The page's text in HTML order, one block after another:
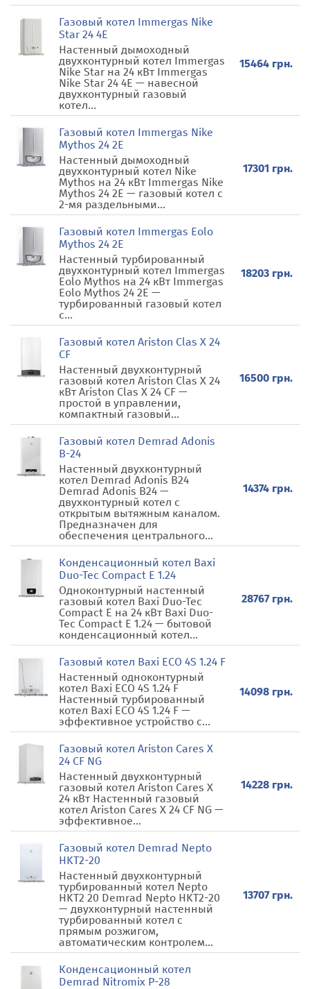
Газовый котел Immergas Nike
Star 24 4E
Настенный дымоходный
двухконтурный котел Immergas
Nike Star на 24 кВт Immergas
Nike Star 24 4E — навесной
двухконтурный газовый
котел...
15464 грн.
Газовый котел Immergas Nike
Mythos 24 2E
Настенный дымоходный
двухконтурный котел Nike
Mythos на 24 кВт Immergas Nike
Mythos 24 2E — газовый котел с
2-мя раздельными...
17301 грн.
Газовый котел Immergas Eolo
Mythos 24 2E
Настенный турбированный
двухконтурный котел Immergas
Eolo Mythos на 24 кВт Immergas
Eolo Mythos 24 2E —
турбированный газовый котел
с...
18203 грн.
Газовый котел Ariston Clas X 24
CF
Настенный двухконтурный
газовый котел Ariston Clas X 24
кВт Ariston Clas X 24 CF —
простой в управлении,
компактный газовый...
16500 грн.
Газовый котел Demrad Adonis
B-24
Настенный двухконтурный
котел Demrad Adonis B24
Demrad Adonis B24 —
двухконтурный котел с
открытым вытяжным каналом.
Предназначен для
обеспечения центрального...
14374 грн.
Конденсационный котел Baxi
Duo-Tec Compact Е 1.24
Одноконтурный настенный
газовый котел Baxi Duo-Tec
Compact Е на 24 кВт Baxi Duo-
Tec Compact Е 1.24 — бытовой
конденсационный котел...
28767 грн.
Газовый котел Baxi ECO 4S 1.24 F
Настенный одноконтурный
котел Baxi ECO 4S 1.24 F
Настенный турбированный
котел Baxi ECO 4S 1.24 F —
эффективное устройство с...
14098 грн.
Газовый котел Ariston Cares X
24 CF NG
Настенный двухконтурный
газовый котел Ariston Cares X
24 кВт Настенный газовый
котел Ariston Cares X 24 CF NG —
эффективное...
14228 грн.
Газовый котел Demrad Nepto
HKT2-20
Настенный двухконтурный
турбированный котел Nepto
HKT2 20 Demrad Nepto HKT2-20
— двухконтурный настенный
турбированный котел с
прямым розжигом,
автоматическим контролем...
13707 грн.
Конденсационный котел
Demrad Nitromix Р-28